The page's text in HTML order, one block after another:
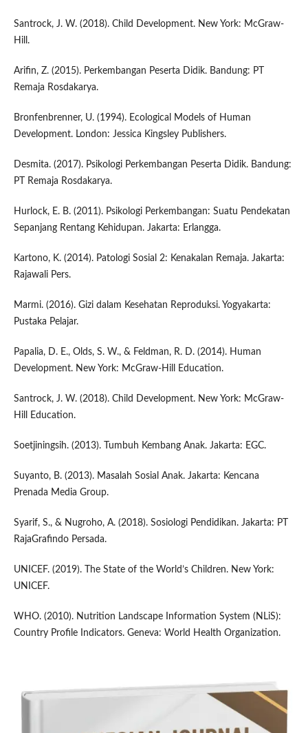
Santrock, J. W. (2018). Child Development. New York: McGraw-
Hill.
Arifin, Z. (2015). Perkembangan Peserta Didik. Bandung: PT
Remaja Rosdakarya.
Bronfenbrenner, U. (1994). Ecological Models of Human
Development. London: Jessica Kingsley Publishers.
Desmita. (2017). Psikologi Perkembangan Peserta Didik. Bandung:
PT Remaja Rosdakarya.
Hurlock, E. B. (2011). Psikologi Perkembangan: Suatu Pendekatan
Sepanjang Rentang Kehidupan. Jakarta: Erlangga.
Kartono, K. (2014). Patologi Sosial 2: Kenakalan Remaja. Jakarta:
Rajawali Pers.
Marmi. (2016). Gizi dalam Kesehatan Reproduksi. Yogyakarta:
Pustaka Pelajar.
Papalia, D. E., Olds, S. W., & Feldman, R. D. (2014). Human
Development. New York: McGraw-Hill Education.
Santrock, J. W. (2018). Child Development. New York: McGraw-
Hill Education.
Soetjiningsih. (2013). Tumbuh Kembang Anak. Jakarta: EGC.
Suyanto, B. (2013). Masalah Sosial Anak. Jakarta: Kencana
Prenada Media Group.
Syarif, S., & Nugroho, A. (2018). Sosiologi Pendidikan. Jakarta: PT
RajaGrafindo Persada.
UNICEF. (2019). The State of the World’s Children. New York:
UNICEF.
WHO. (2010). Nutrition Landscape Information System (NLiS):
Country Profile Indicators. Geneva: World Health Organization.